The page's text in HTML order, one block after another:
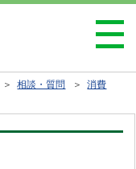
＞相談・質問 ＞消費